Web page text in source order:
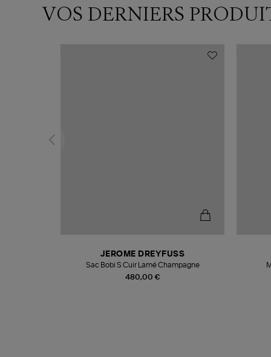
VOS DERNIERS
480,00 €
JEROME DREYFUSS
Sac Bobi S Cuir Lamé Champagne